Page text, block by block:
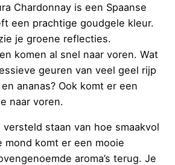
Chardonnay is een Spaanse
een prachtige goudgele kleur.
je groene reflecties.
komen al snel naar voren. Wat
geuren van veel geel rijp
ananas? Ook komt er een
naar voren.
versteld staan van hoe smaakvol
mond komt er een mooie
aroma’s terug. Je